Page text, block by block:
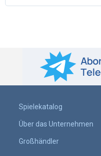
Spielekatalog
Über das Unternehmen
Großhändler